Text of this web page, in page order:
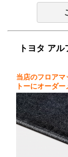
トヨタ ア
当店のフロアマ
トーにオーダ